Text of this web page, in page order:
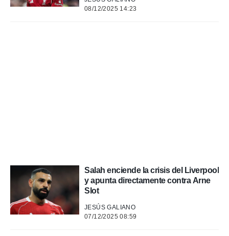
utilizar
de
uso de
con el
08/12/2025 14:23
Salah enciende la crisis del Liverpool
y apunta directamente contra Arne
Slot
JESÚS GALIANO
07/12/2025 08:59